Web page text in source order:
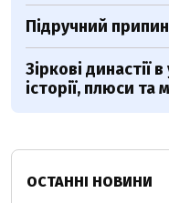
Підручний
Зіркові династії
історії, плюси та
ОСТАННІ НОВИНИ